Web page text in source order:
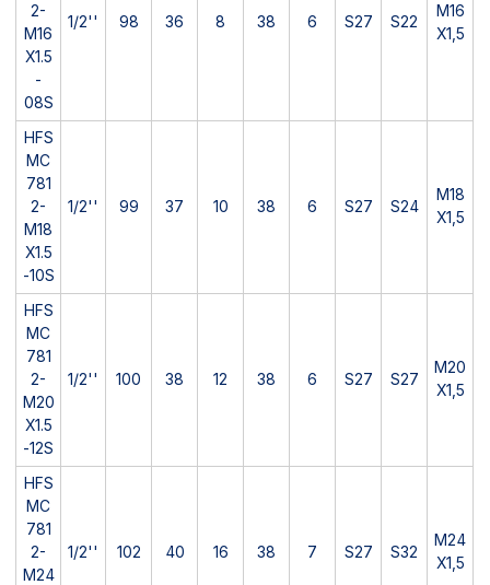
2-
M16
X1.5
-
08S
1/2'' 98 36 8 38 6 S27 S22
M16
X1,5
HFS
MC
781
2-
M18
X1.5
-10S
1/2'' 99 37 10 38 6 S27 S24
M18
X1,5
HFS
MC
781
2-
M20
X1.5
-12S
1/2'' 100 38 12 38 6 S27 S27
M20
X1,5
HFS
MC
781
2-
M24
1/2'' 102 40 16 38 7 S27 S32
M24
X1,5